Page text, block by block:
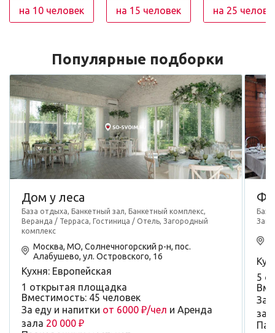
на 10 человек на 15 человек на 25
Популярные подборки
Дом у леса
База отдыха, Банкетный зал, Банкетный комплекс,
Веранда / Терраса, Гостиница / Отель, Загородный
комплекс
Москва, МО, Солнечногорский р-н, пос.
Алабушево, ул. Островского, 16
Кухня: Европейская
1 открытая площадка
Вместимость: 45 человек
За еду и напитки от 6000 ₽/чел и Аренда
зала 20 000 ₽
5
За